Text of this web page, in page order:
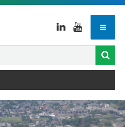
LinkedinYoutube